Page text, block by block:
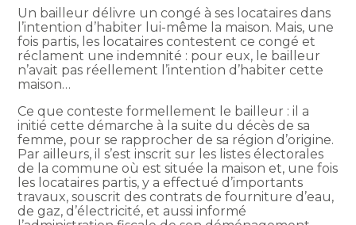
Un bailleur délivre un congé à ses locataires dans
l’intention d’habiter lui-même la maison. Mais, une
fois partis, les locataires contestent ce congé et
réclament une indemnité : pour eux, le bailleur
n’avait pas réellement l’intention d’habiter cette
maison…
Ce que conteste formellement le bailleur : il a
initié cette démarche à la suite du décès de sa
femme, pour se rapprocher de sa région d’origine.
Par ailleurs, il s’est inscrit sur les listes électorales
de la commune où est située la maison et, une fois
les locataires partis, y a effectué d’importants
travaux, souscrit des contrats de fourniture d’eau,
de gaz, d’électricité, et aussi informé